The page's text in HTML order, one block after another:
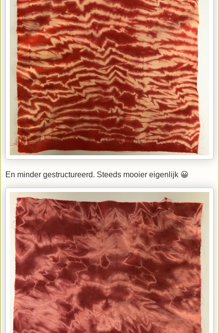
En minder gestructureerd. Steeds mooier eigenlijk 😀